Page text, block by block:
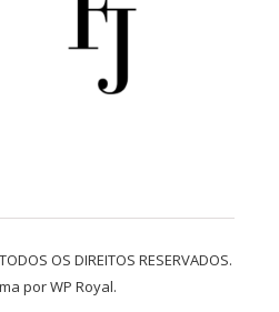
OS DIREITOS RESERVADOS.
porWP Royal.